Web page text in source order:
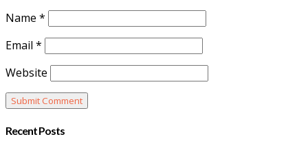
Name *
Email *
Website
Recent Posts